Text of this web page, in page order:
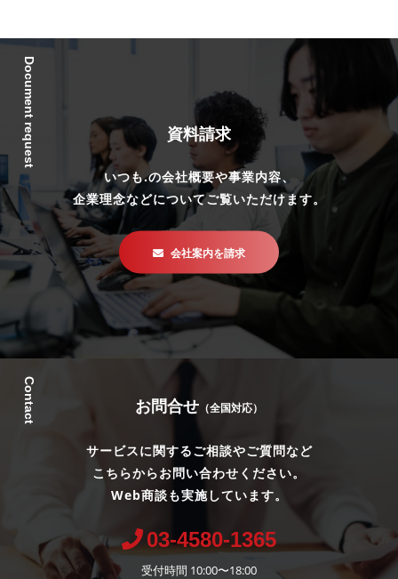
Document request 資料請求
いつも.の会社概要や事業内容、
企業理念などについてご覧いただけます。
会社案内を請求
Contact お問合せ （全国対応）
サービスに関するご相談やご質問など
こちらからお問い合わせください。
Web商談も実施しています。
03-4580-1365
受付時間 10:00〜18:00